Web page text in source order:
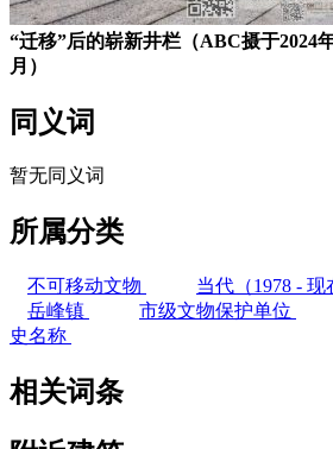
“迁移”后的崭新井栏（ABC摄于2024
月 ）
同义词
暂无同义词
所属分类
不可移动文物 当代（1978 - 现
岳峰镇
市级文物保护单位
史名称
相关词条